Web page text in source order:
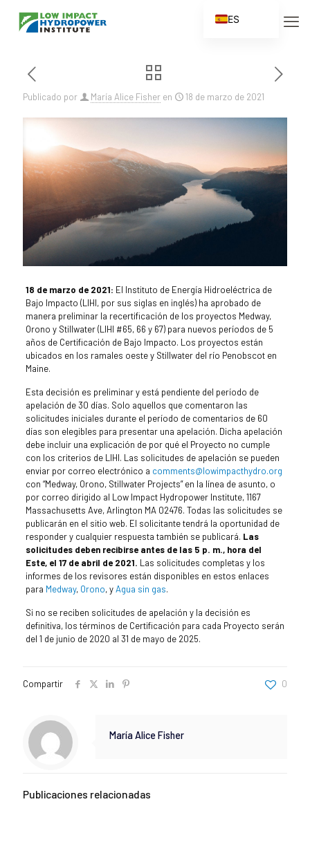
Publicado por María Alice Fisher en 18 de marzo de 2021
18 de marzo de 2021: El Instituto de Energía Hidroeléctrica de
Bajo Impacto (LIHI, por sus siglas en inglés) ha aprobado de
manera preliminar la recertificación de los proyectos Medway,
Orono y Stillwater (LIHI #65, 66 y 67) para nuevos períodos de 5
años de Certificación de Bajo Impacto. Los proyectos están
ubicados en los ramales oeste y Stillwater del río Penobscot en
Maine.
Esta decisión es preliminar y está pendiente del período de
apelación de 30 días. Solo aquellos que comentaron las
solicitudes iniciales durante el período de comentarios de 60
días son elegibles para presentar una apelación. Dicha apelación
debe incluir una explicación de por qué el Proyecto no cumple
con los criterios de LIHI. Las solicitudes de apelación se pueden
enviar por correo electrónico a comments@lowimpacthydro.org
con “Medway, Orono, Stillwater Projects” en la línea de asunto, o
por correo dirigido al Low Impact Hydropower Institute, 1167
Massachusetts Ave, Arlington MA 02476. Todas las solicitudes se
publicarán en el sitio web. El solicitante tendrá la oportunidad de
responder y cualquier respuesta también se publicará. Las
solicitudes deben recibirse antes de las 5 p. m., hora del
Este, el 17 de abril de 2021. Las solicitudes completas y los
informes de los revisores están disponibles en estos enlaces
para Medway, Orono, yAgua sin gas.
Si no se reciben solicitudes de apelación y la decisión es
definitiva, los términos de Certificación para cada Proyecto serán
del 1 de junio de 2020 al 31 de mayo de 2025.
Compartir 0
María Alice Fisher
Publicaciones relacionadas
ES